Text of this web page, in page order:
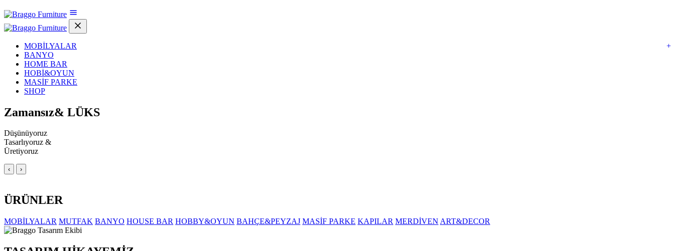
MOBİLYALAR
+
BANYO
HOME BAR
HOBİ&OYUN
MASİF PARKE
SHOP
Zamansız& LÜKS
Düşünüyoruz
Tasarlıyoruz &
Üretiyoruz
‹ ›
ÜRÜNLER
MOBİLYALAR MUTFAK BANYO HOUSE BAR HOBBY&OYUN BAHÇE&PEYZAJ MASİF PARKE KAPILAR MERDİVEN ART&DECOR